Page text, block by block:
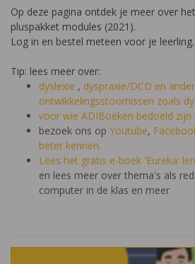
Op deze pagina ontdek je meer over
pluspakket modules (2021).
Log in en bestel meteen voor je leerling.
Tip: lees meer over:
dyslexie , dyspraxie/DCD en
ontwikkelingsstoornissen zoals
voor wie ADIBoeken bedoeld zijn
bezoek ons op Youtube,
beter kennen.
Lees het gratis e-boek 'Eureka:
en lees meer over thema's als
computer in de klas en meer